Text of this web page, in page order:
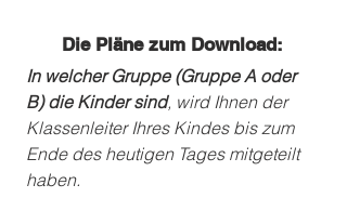
Die Pläne zum Download:
In welcher Gruppe (Gruppe A oder
B) die Kinder sind, wird Ihnen der
Klassenleiter Ihres Kindes bis zum
Ende des heutigen Tages mitgeteilt
haben.